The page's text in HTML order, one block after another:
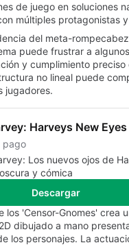
de juego en soluciones
múltiples protagonistas
del meta-
puede frustrar a
y cumplimiento
no lineal puede
jugadores.
Harveys New Eyes
pago
Los nuevos ojos de
y cómica
Descargar
los 'Censor-Gnomes' crea
dibujado a mano
los personajes. La